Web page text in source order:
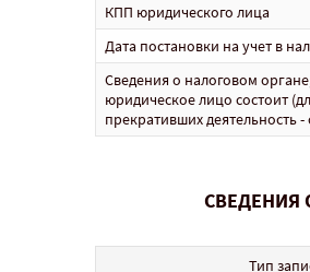
КПП юридического лица
Дата постановки на учет в
Сведения о налоговом
юридическое лицо состоит
прекративших деятельность -
СВЕДЕНИЯ
Тип